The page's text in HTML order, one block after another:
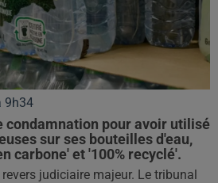
9h34
condamnation pour avoir utilisé
sur ses bouteilles d'eau,
carbone' et '100% recyclé'.
judiciaire majeur. Le tribunal